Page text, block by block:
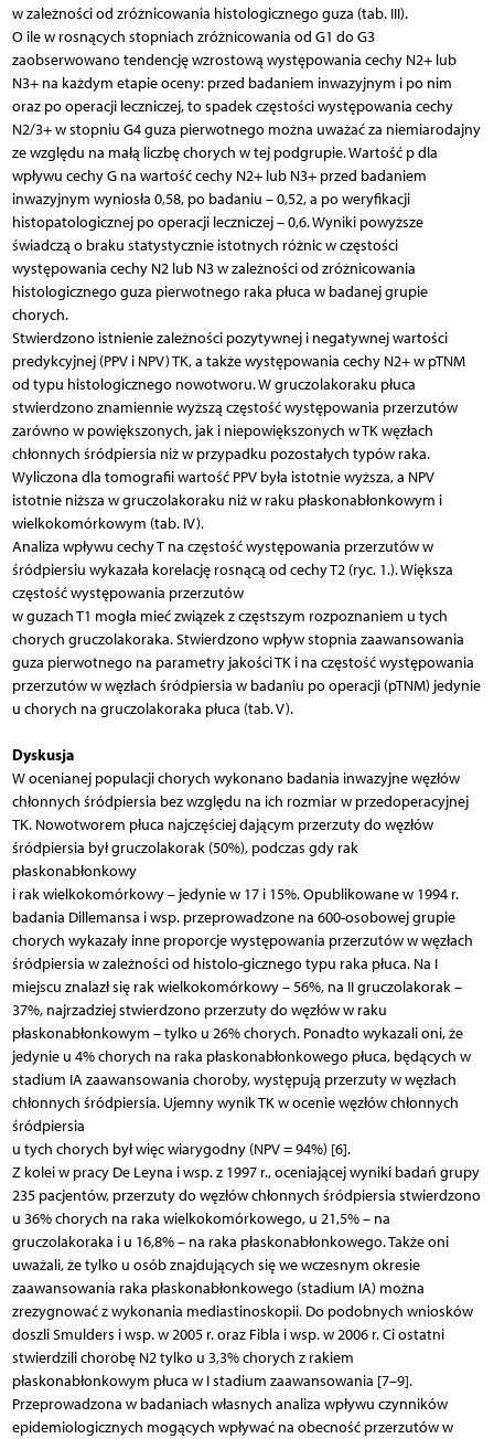
w zależności od zróżnicowania histologicznego guza (tab. III).
O ile w rosnących stopniach zróżnicowania od G1 do G3
zaobserwowano tendencję wzrostową występowania cechy N2+ lub
N3+ na każdym etapie oceny: przed badaniem inwazyjnym i po nim
oraz po operacji leczniczej, to spadek częstości występowania cechy
N2/3+ w stopniu G4 guza pierwotnego można uważać za niemiarodajny
ze względu na małą liczbę chorych w tej podgrupie. Wartość p dla
wpływu cechy G na wartość cechy N2+ lub N3+ przed badaniem
inwazyjnym wyniosła 0,58, po badaniu – 0,52, a po weryfikacji
histopatologicznej po operacji leczniczej – 0,6. Wyniki powyższe
świadczą o braku statystycznie istotnych różnic w częstości
występowania cechy N2 lub N3 w zależności od zróżnicowania
histologicznego guza pierwotnego raka płuca w badanej grupie
chorych.
Stwierdzono istnienie zależności pozytywnej i negatywnej wartości
predykcyjnej (PPV i NPV) TK, a także występowania cechy N2+ w pTNM
od typu histologicznego nowotworu. W gruczolakoraku płuca
stwierdzono znamiennie wyższą częstość występowania przerzutów
zarówno w powiększonych, jak i niepowiększonych w TK węzłach
chłonnych śródpiersia niż w przypadku pozostałych typów raka.
Wyliczona dla tomografii wartość PPV była istotnie wyższa, a NPV
istotnie niższa w gruczolakoraku niż w raku płaskonabłonkowym i
wielkokomórkowym (tab. IV).
Analiza wpływu cechy T na częstość występowania przerzutów w
śródpiersiu wykazała korelację rosnącą od cechy T2 (ryc. 1.). Większa
częstość występowania przerzutów
w guzach T1 mogła mieć związek z częstszym rozpoznaniem u tych
chorych gruczolakoraka. Stwierdzono wpływ stopnia zaawansowania
guza pierwotnego na parametry jakości TK i na częstość występowania
przerzutów w węzłach śródpiersia w badaniu po operacji (pTNM) jedynie
u chorych na gruczolakoraka płuca (tab. V).
Dyskusja
W ocenianej populacji chorych wykonano badania inwazyjne węzłów
chłonnych śródpiersia bez względu na ich rozmiar w przedoperacyjnej
TK. Nowotworem płuca najczęściej dającym przerzuty do węzłów
śródpiersia był gruczolakorak (50%), podczas gdy rak
płaskonabłonkowy
i rak wielkokomórkowy – jedynie w 17 i 15%. Opublikowane w 1994 r.
badania Dillemansa i wsp. przeprowadzone na 600-osobowej grupie
chorych wykazały inne proporcje występowania przerzutów w węzłach
śródpiersia w zależności od histolo-gicznego typu raka płuca. Na I
miejscu znalazł się rak wielkokomórkowy – 56%, na II gruczolakorak –
37%, najrzadziej stwierdzono przerzuty do węzłów w raku
płaskonabłonkowym – tylko u 26% chorych. Ponadto wykazali oni, że
jedynie u 4% chorych na raka płaskonabłonkowego płuca, będących w
stadium IA zaawansowania choroby, występują przerzuty w węzłach
chłonnych śródpiersia. Ujemny wynik TK w ocenie węzłów chłonnych
śródpiersia
u tych chorych był więc wiarygodny (NPV = 94%) [6].
Z kolei w pracy De Leyna i wsp. z 1997 r., oceniającej wyniki badań grupy
235 pacjentów, przerzuty do węzłów chłonnych śródpiersia stwierdzono
u 36% chorych na raka wielkokomórkowego, u 21,5% – na
gruczolakoraka i u 16,8% – na raka płaskonabłonkowego. Także oni
uważali, że tylko u osób znajdujących się we wczesnym okresie
zaawansowania raka płaskonabłonkowego (stadium IA) można
zrezygnować z wykonania mediastinoskopii. Do podobnych wniosków
doszli Smulders i wsp. w 2005 r. oraz Fibla i wsp. w 2006 r. Ci ostatni
stwierdzili chorobę N2 tylko u 3,3% chorych z rakiem
płaskonabłonkowym płuca w I stadium zaawansowania [7–9].
Przeprowadzona w badaniach własnych analiza wpływu czynników
epidemiologicznych mogących wpływać na obecność przerzutów w